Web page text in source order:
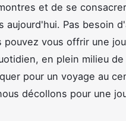
et de se
aujourd'hui. Pas besoin
pouvez vous offrir une
en plein milieu
pour un voyage au
décollons pour une